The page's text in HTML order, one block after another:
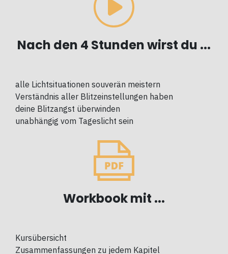
Nach den 4 Stunden wirst du ...
alle Lichtsituationen souverän meistern
Verständnis aller Blitzeinstellungen haben
deine Blitzangst überwinden
unabhängig vom Tageslicht sein
Workbook mit ...
Kursübersicht
Zusammenfassungen zu jedem Kapitel